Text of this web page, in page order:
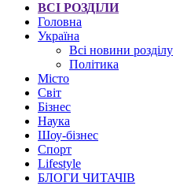
ВСІ РОЗДІЛИ
Головна
Україна
Всі новини розділу
Політика
Місто
Світ
Бізнес
Наука
Шоу-бізнес
Спорт
Lifestyle
БЛОГИ ЧИТАЧІВ